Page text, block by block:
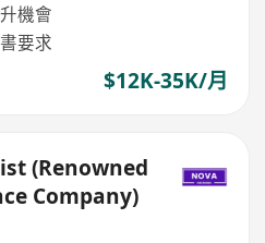
機會
要求
$12K-35K/月
(Renowned
Company)